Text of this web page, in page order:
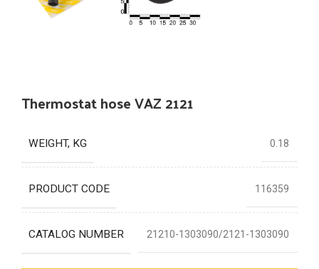
Thermostat hose VAZ 2121
WEIGHT, KG 0.18
PRODUCT CODE 116359
CATALOG NUMBER 21210-1303090/2121-1303090